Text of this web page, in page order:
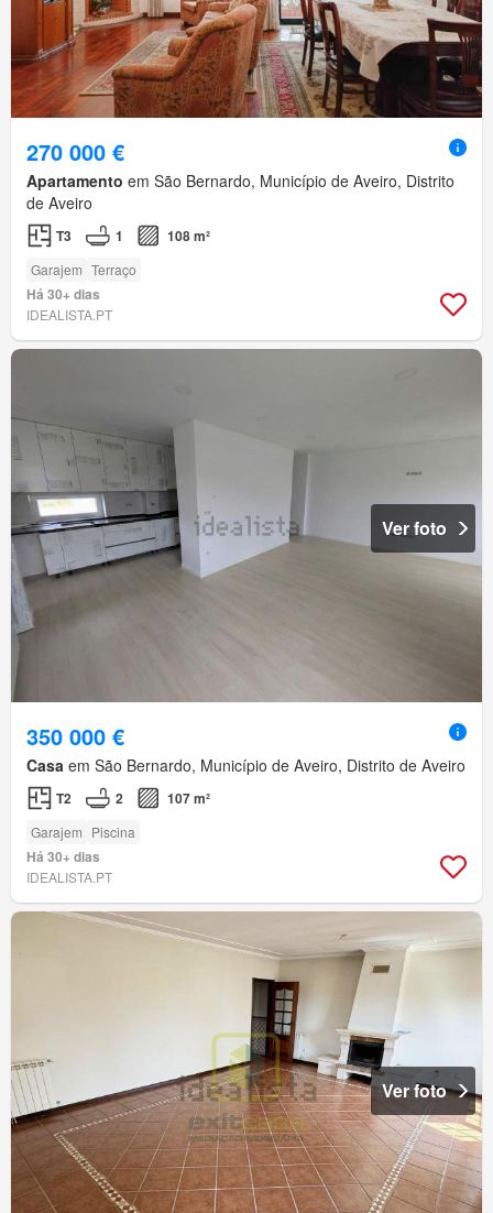
270 000 €
Apartamento em São Bernardo, Município de Aveiro, Distrito
de Aveiro
T3 1 108 m²
Garajem Terraço
Há 30+ dias
IDEALISTA.PT
Ver foto
350 000 €
Casa em São Bernardo, Município de Aveiro, Distrito de Aveiro
T2 2 107 m²
Garajem Piscina
Há 30+ dias
IDEALISTA.PT
Ver foto